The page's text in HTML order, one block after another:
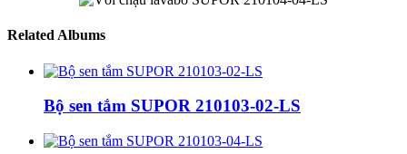
Related Albums
Bộ sen tắm SUPOR 210103-02-LS